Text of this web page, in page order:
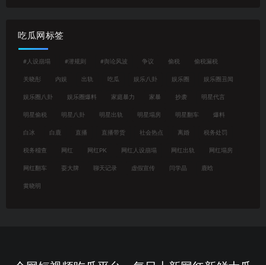
吃瓜网标签
#人设崩塌 #潜规则 #舆论风波 争议 偷税 偷税漏税
关晓彤 内娱 出轨 吃瓜 娱乐八卦 娱乐圈 娱乐圈丑闻
娱乐圈八卦 娱乐圈爆料 家庭暴力 家暴 抄袭 明星代言
明星偷税 明星八卦 明星出轨 明星塌房 明星翻车 爆料
白冰 白鹿 直播 直播带货 社会热点 离婚 税务处罚
税务稽查 网红 网红PK 网红人设崩塌 网红出轨 网红塌房
网红翻车 耍大牌 聊天记录 虚假宣传 闫学晶 鹿晗
黄晓明